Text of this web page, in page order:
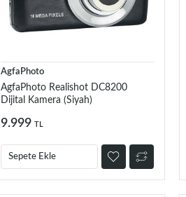
AgfaPhoto
AgfaPhoto Realishot DC8200
Dijital Kamera (Siyah)
9.999 TL
Sepete Ekle